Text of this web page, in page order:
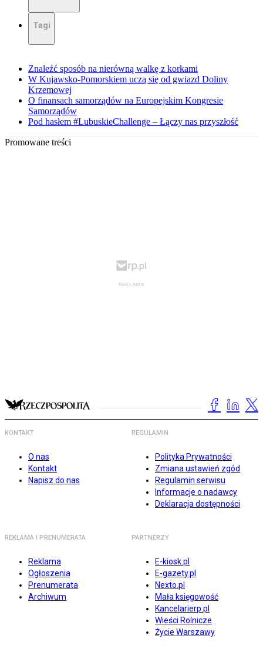
Tagi
Znaleźć sposób na nierówną walkę z korkami
W Kujawsko-Pomorskiem uczą się od gwiazd Doliny
Krzemowej
O finansach samorządów na Europejskim Kongresie
Samorządów
Pod hasłem #LubuskieChallenge – Łączy nas przyszłość
Promowane treści
KONTAKT
O nas
Kontakt
Napisz do nas
REGULAMIN
Polityka Prywatności
Zmiana ustawień zgód
Regulamin serwisu
Informacje o nadawcy
Deklaracja dostępności
REKLAMA I PRENUMERATA
Reklama
Ogłoszenia
Prenumerata
Archiwum
PARTNERZY
E-kiosk.pl
E-gazety.pl
Nexto.pl
Mała księgowość
Kancelarierp.pl
Wieści Rolnicze
Życie Warszawy